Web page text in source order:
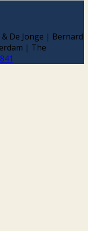
De Jonge | Bernard
| The